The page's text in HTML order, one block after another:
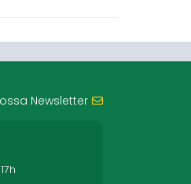
Newsletter